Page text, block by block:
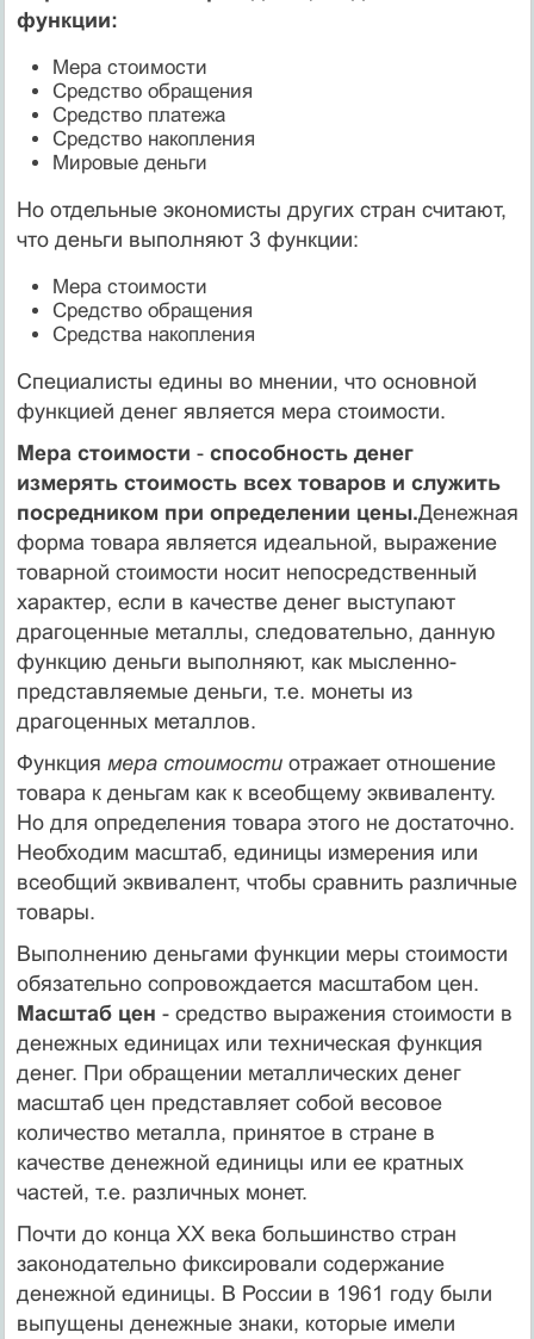
функции:
Мера стоимости
Средство обращения
Средство платежа
Средство накопления
Мировые деньги
Но отдельные экономисты других стран считают,
что деньги выполняют 3 функции:
Мера стоимости
Средство обращения
Средства накопления
Специалисты едины во мнении, что основной
функцией денег является мера стоимости.
Мера стоимости - способность денег
измерять стоимость всех товаров и служить
посредником при определении цены.Денежная
форма товара является идеальной, выражение
товарной стоимости носит непосредственный
характер, если в качестве денег выступают
драгоценные металлы, следовательно, данную
функцию деньги выполняют, как мысленно-
представляемые деньги, т.е. монеты из
драгоценных металлов.
Функция мера стоимостиотражает отношение
товара к деньгам как к всеобщему эквиваленту.
Но для определения товара этого не достаточно.
Необходим масштаб, единицы измерения или
всеобщий эквивалент, чтобы сравнить различные
товары.
Выполнению деньгами функции меры стоимости
обязательно сопровождается масштабом цен.
Масштаб цен - средство выражения стоимости в
денежных единицах или техническая функция
денег. При обращении металлических денег
масштаб цен представляет собой весовое
количество металла, принятое в стране в
качестве денежной единицы или ее кратных
частей, т.е. различных монет.
Почти до конца ХХ века большинство стран
законодательно фиксировали содержание
денежной единицы. В России в 1961 году были
выпущены денежные знаки, которые имели